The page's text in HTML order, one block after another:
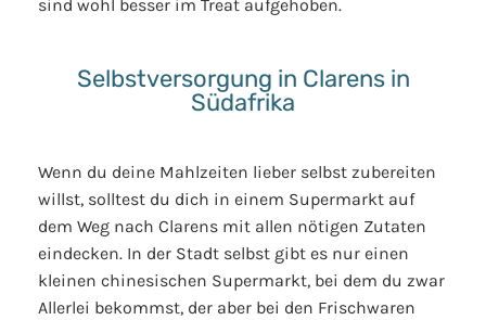
sind wohl besser im Treat aufgehoben.
Selbstversorgung in Clarens in
Südafrika
Wenn du deine Mahlzeiten lieber selbst zubereiten
willst, solltest du dich in einem Supermarkt auf
dem Weg nach Clarens mit allen nötigen Zutaten
eindecken. In der Stadt selbst gibt es nur einen
kleinen chinesischen Supermarkt, bei dem du zwar
Allerlei bekommst, der aber bei den Frischwaren